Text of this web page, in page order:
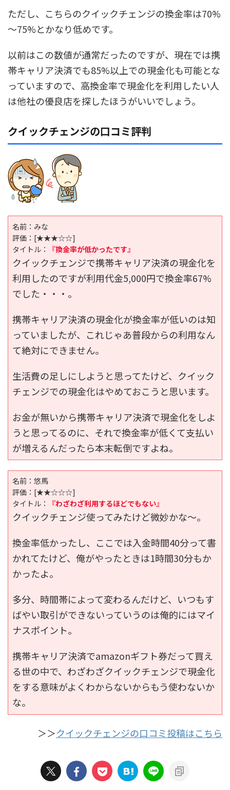
ただし、こちらのクイックチェンジの換金率は70%
～75%とかなり低めです。
以前はこの数値が通常だったのですが、現在では携
帯キャリア決済でも85%以上での現金化も可能とな
っていますので、高換金率で現金化を利用したい人
は他社の優良店を探したほうがいいでしょう。
クイックチェンジの口コミ評判
名前：みな
評価： [★★★☆☆]
タイトル：
『換金率が低かったです』
クイックチェンジで携帯キャリア決済の現金化を
利用したのですが利用代金5,000円で換金率67%
でした・・・。
携帯キャリア決済の現金化が換金率が低いのは知
っていましたが、これじゃあ普段からの利用なん
て絶対にできません。
生活費の足しにしようと思ってたけど、クイック
チェンジでの現金化はやめておこうと思います。
お金が無いから携帯キャリア決済で現金化をしよ
うと思ってるのに、それで換金率が低くて支払い
が増えるんだったら本末転倒ですよね。
名前：悠馬
評価： [★★☆☆☆]
タイトル：
『わざわざ利用するほどでもない』
クイックチェンジ使ってみたけど微妙かな～。
換金率低かったし、ここでは入金時間40分って書
かれてたけど、俺がやったときは1時間30分もか
かったよ。
多分、時間帯によって変わるんだけど、いつもす
ばやい取引ができないっていうのは俺的にはマイ
ナスポイント。
携帯キャリア決済でamazonギフト券だって買え
る世の中で、わざわざクイックチェンジで現金化
をする意味がよくわからないからもう使わないか
な。
＞＞クイックチェンジの口コミ投稿はこちら